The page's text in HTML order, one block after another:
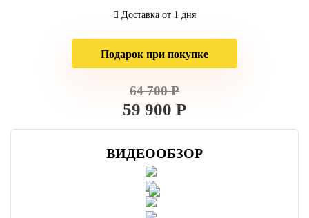
Доставка от 1 дня
Подарок при покупке
64 700 Р
59 900 Р
ВИДЕООБЗОР